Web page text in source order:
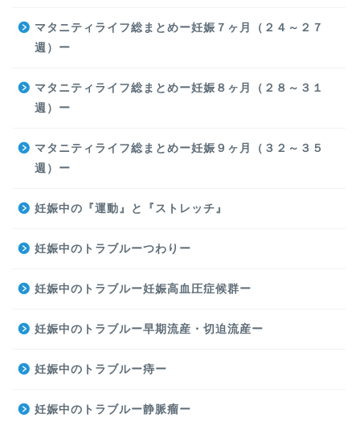
マタニティライフ総まとめー妊娠７ヶ月（２４～２７
週）ー
マタニティライフ総まとめー妊娠８ヶ月（２８～３１
週）ー
マタニティライフ総まとめー妊娠９ヶ月（３２～３５
週）ー
妊娠中の『運動』と『ストレッチ』
妊娠中のトラブルーつわりー
妊娠中のトラブルー妊娠高血圧症候群ー
妊娠中のトラブルー早期流産・切迫流産ー
妊娠中のトラブルー痔ー
妊娠中のトラブルー静脈瘤ー